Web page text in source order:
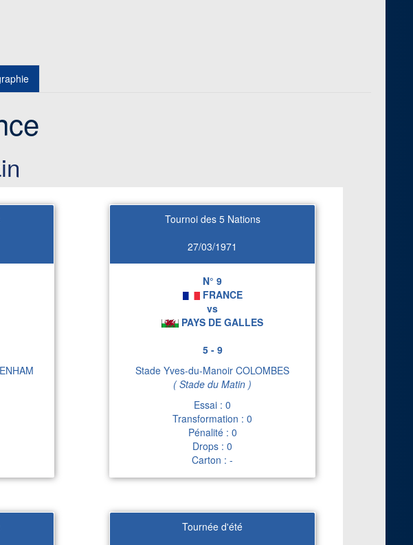
Tournoi des 5 Nations
27/03/1971
N° 9
FRANCE
vs
PAYS DE GALLES
5 - 9
Stade Yves-du-Manoir COLOMBES
( Stade du Matin )
Essai : 0
Transformation : 0
Pénalité : 0
Drops : 0
Carton : -
Tournée d'été